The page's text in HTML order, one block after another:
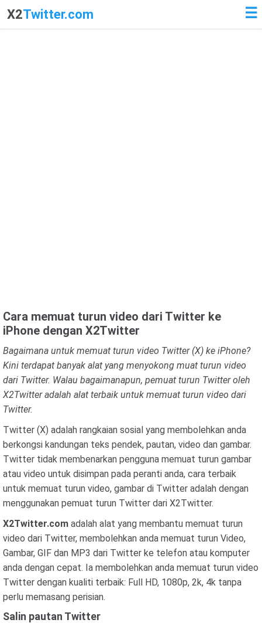
X2Twitter.com ☰
Cara memuat turun video dari Twitter ke
iPhone dengan X2Twitter
Bagaimana untuk memuat turun video Twitter (X) ke iPhone?
Kini terdapat banyak alat yang menyokong muat turun video
dari Twitter. Walau bagaimanapun, pemuat turun Twitter oleh
X2Twitter adalah alat terbaik untuk memuat turun video dari
Twitter.
Twitter (X) adalah rangkaian sosial yang membolehkan anda
berkongsi kandungan teks pendek, pautan, video dan gambar.
Twitter tidak membenarkan pengguna memuat turun gambar
atau video untuk disimpan pada peranti anda, cara terbaik
untuk memuat turun video, gambar di Twitter adalah dengan
menggunakan pemuat turun Twitter dari X2Twitter.
X2Twitter.com adalah alat yang membantu memuat turun
video dari Twitter, membolehkan anda memuat turun Video,
Gambar, GIF dan MP3 dari Twitter ke telefon atau komputer
anda dengan cepat. Ia membolehkan anda memuat turun video
Twitter dengan kualiti terbaik: Full HD, 1080p, 2k, 4k tanpa
perlu memasang perisian.
Salin pautan Twitter